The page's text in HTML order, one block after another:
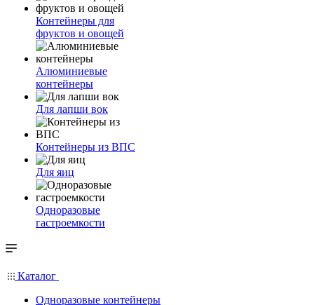
Контейнеры для
фруктов и овощей
Алюминиевые
контейнеры
Для лапши вок
Контейнеры из ВПС
Для яиц
Одноразовые
гастроемкости
Каталог
Одноразовые контейнеры